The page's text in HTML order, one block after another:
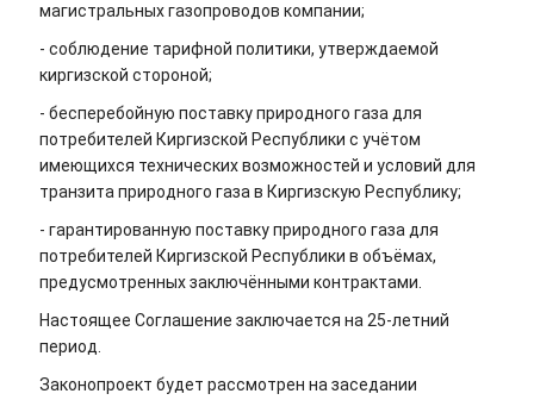
магистральных газопроводов компании;
- соблюдение тарифной политики, утверждаемой
киргизской стороной;
- бесперебойную поставку природного газа для
потребителей Киргизской Республики с учётом
имеющихся технических возможностей и условий для
транзита природного газа в Киргизскую Республику;
- гарантированную поставку природного газа для
потребителей Киргизской Республики в объёмах,
предусмотренных заключёнными контрактами.
Настоящее Соглашение заключается на 25-летний
период.
Законопроект будет рассмотрен на заседании